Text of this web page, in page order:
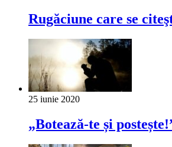
Rugăciune care se
25 iunie 2020
„Botează-te și